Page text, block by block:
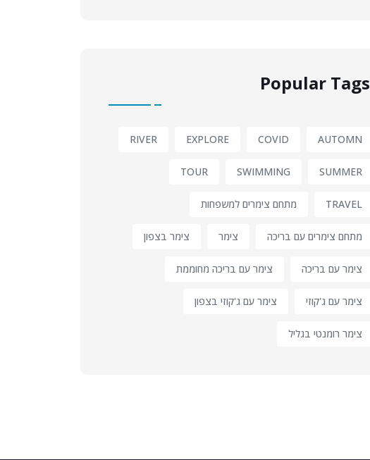
Popular Tags
AUTOMN
COVID
EXPLORE
RIVER
SUMMER
SWIMMING
TOUR
TRAVEL מתחם צימרים למשפחות
מתחם צימרים עם בריכה צימר צימר בצפון
צימר עם בריכה צימר עם בריכה מחוממת
צימר עם ג'קוזי צימר עם ג'קוזי בצפון
צימר רומנטי בגליל